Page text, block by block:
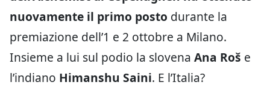
nuovamente il primo posto durante la
premiazione dell’1 e 2 ottobre a Milano.
Insieme a lui sul podio la slovena Ana Roš e
l’indiano Himanshu Saini. E l’Italia?